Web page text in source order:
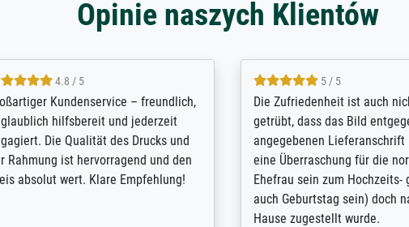
Opinie naszych Klientów
5 / 5
ein Erinnerungsbuch mit der
meines Großvaters aus dem 1.
benötigte ich ein
Bild. Das habe ich bei
gefunden. Bei der Auswahl der
4.8 / 5
Hervorragende Qualität.
vieles anpassen lassen, wie
Randentfernung, Farbe,
Kontrast und Weiteres. Sehr
Kontaktperson per Mail. Das
Kunstdruck) wurde sehr gut
sehr starke Papprolle mit